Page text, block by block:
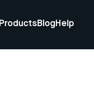
Products Blog Help